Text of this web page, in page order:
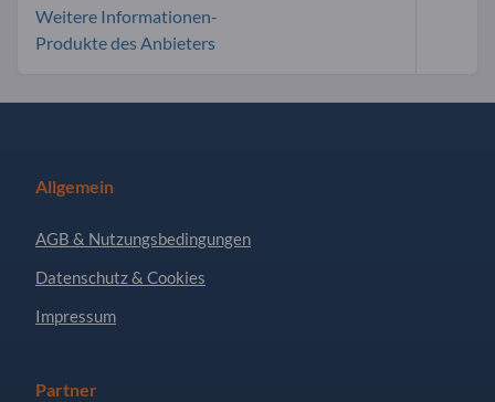
Weitere Informationen-
Produkte des Anbieters
Allgemein
AGB & Nutzungsbedingungen
Datenschutz & Cookies
Impressum
Partner